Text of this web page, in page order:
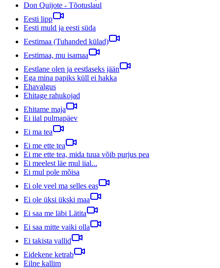
Don Quijote - Tõotuslaul
Eesti lipp
Eesti muld ja eesti süda
Eestimaa (Tuhanded külad)
Eestimaa, mu isamaa
Eestlane olen ja eestlaseks jään
Ega mina papiks küll ei hakka
Ehavalgus
Ehitage rahukojad
Ehitame maja
Ei iial pulmapäev
Ei ma tea
Ei me ette tea
Ei me ette tea, mida tuua võib purjus pea
Ei meelest läe mul iial...
Ei mul pole mõisa
Ei ole veel ma selles eas
Ei ole üksi ükski maa
Ei saa me läbi Lätita
Ei saa mitte vaiki olla
Ei takista vallid
Eidekene ketrab
Eilne kallim